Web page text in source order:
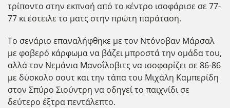
τρίποντο στην εκπνοή από το κέντρο ισοφάρισε σε 77-
77 κι έστειλε το ματς στην πρώτη παράταση.
Το σενάριο επαναλήφθηκε με τον Ντόνοβαν Μάρσαλ
με φοβερό κάρφωμα να βάζει μπροστά την ομάδα του,
αλλά τον Νεμάνια Μανοΐλοβιτς να ισοφαρίζει σε 86-86
με δύσκολο σουτ και την τάπα του Μιχάλη Καμπερίδη
στον Σπύρο Σιούντρη να οδηγεί το παιχνίδι σε
δεύτερο έξτρα πεντάλεπτο.